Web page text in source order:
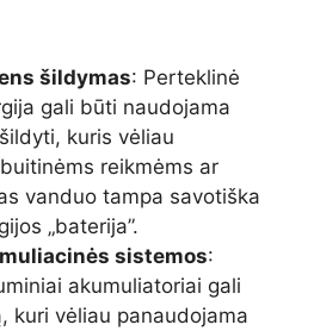
šildymas: Perteklinė
gali būti naudojama
kuris vėliau
reikmėms ar
vanduo tampa savotiška
„baterija”.
sistemos:
akumuliatoriai gali
kuri vėliau panaudojama